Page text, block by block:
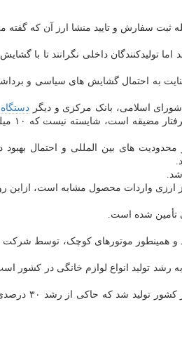
صورتی که مرحله ثبت سفارش و تایید منشا ارز آن که
تولیدکنندگان داخلی نگرانند تا با گشایش
عنایت به احتمال گشایش های سیاسی و
اسلامی، بانک مرکزی و دیگر دستگاه
کشور بخصوص
های بین المللی و احتمال بهبود
و همینطور موتورهای کوچک، توسط شرکت
رشد تولید انواع لوازم خانگی در کشور
آن طور که «محمدرضا شهیدی» دبیر انجمن